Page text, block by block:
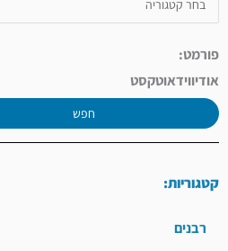
פורמט:
אודיווידאוטקסט
חפש
קטגוריות:
רבנים